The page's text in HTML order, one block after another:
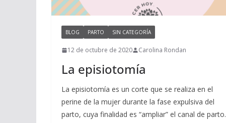
BLOG PARTO SIN CATEGORÍA
12 de octubre de 2020 Carolina Rondan
La episiotomía
La episiotomía es un corte que se realiza en el
perine de la mujer durante la fase expulsiva del
parto, cuya finalidad es “ampliar” el canal de parto.